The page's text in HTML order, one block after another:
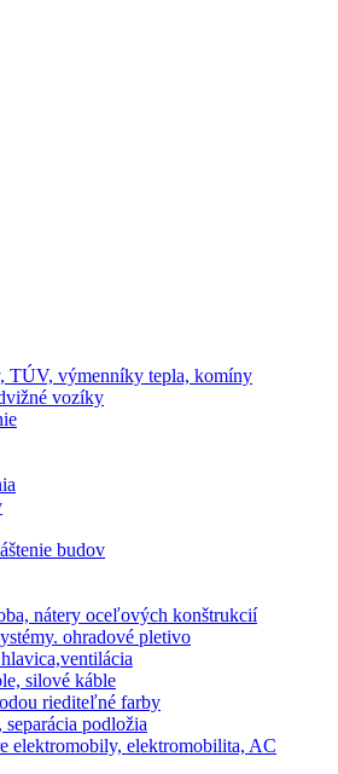
TÚV, výmenníky tepla, komíny
vozíky
budov
nátery oceľových konštrukcií
ohradové pletivo
silové káble
riediteľné farby
podložia
elektromobily, elektromobilita, AC